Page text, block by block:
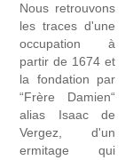
Nous retrouvons
les traces d'une
occupation à
partir de 1674 et
la fondation par
“Frère Damien“
alias Isaac de
Vergez, d'un
ermitage qui